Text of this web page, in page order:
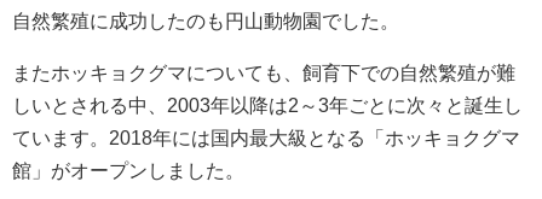
自然繁殖に成功したのも円山動物園でした。
またホッキョクグマについても、飼育下での自然繁殖が難
しいとされる中、2003年以降は2～3年ごとに次々と誕生し
ています。2018年には国内最大級となる「ホッキョクグマ
館」がオープンしました。